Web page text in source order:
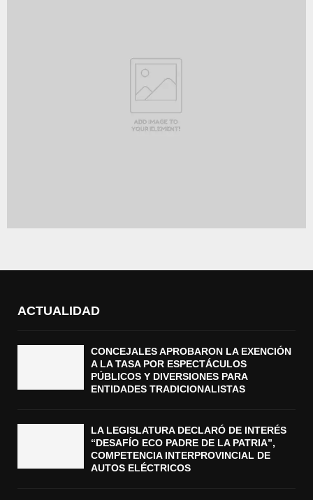
ACTUALIDAD
CONCEJALES APROBARON LA EXENCIÓN
A LA TASA POR ESPECTÁCULOS
PÚBLICOS Y DIVERSIONES PARA
ENTIDADES TRADICIONALISTAS
LA LEGISLATURA DECLARÓ DE INTERÉS
“DESAFÍO ECO PADRE DE LA PATRIA”,
COMPETENCIA INTERPROVINCIAL DE
AUTOS ELÉCTRICOS